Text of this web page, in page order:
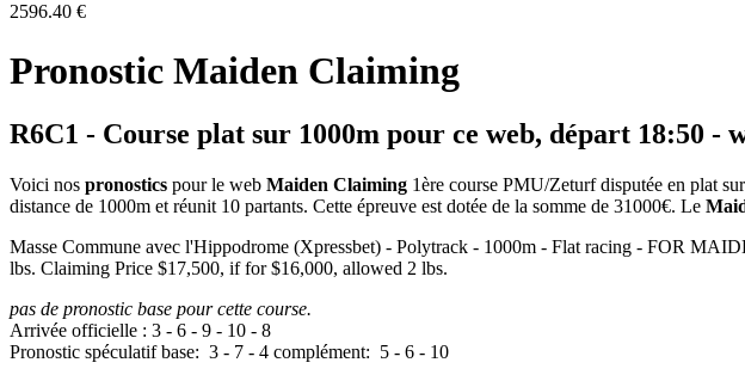
2596.40 €
Pronostic Maiden Claiming
R6C1 - Course plat sur 1000m pour ce web, départ 18:50 -
Voici nos pronostics pour le web Maiden Claiming 1ère course PMU/Zeturf disputée en plat
distance de 1000m et réunit 10 partants. Cette épreuve est dotée de la somme de 31000€. Le
Masse Commune avec l'Hippodrome (Xpressbet) - Polytrack - 1000m - Flat racing - FOR
lbs. Claiming Price $17,500, if for $16,000, allowed 2 lbs.
pas de pronostic base pour cette course.
Arrivée officielle : 3 - 6 - 9 - 10 - 8
Pronostic spéculatif base: 3 - 7 - 4 complément: 5 - 6 - 10